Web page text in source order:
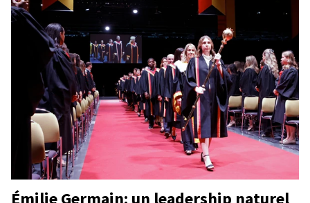
Émilie Germain: un leadership naturel